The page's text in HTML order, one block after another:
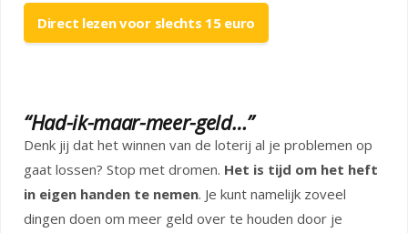
Direct lezen voor slechts 15 euro
“Had-ik-maar-meer-geld…”
Denk jij dat het winnen van de loterij al je problemen op
gaat lossen? Stop met dromen. Het is tijd om het heft
in eigen handen te nemen. Je kunt namelijk zoveel
dingen doen om meer geld over te houden door je